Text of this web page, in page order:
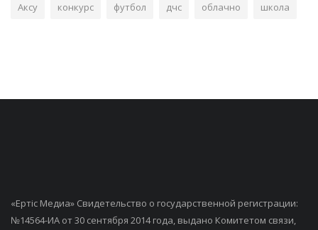
Аксу конкурс футбол дчс облачно школа
«Ертiс Медиа» Свидетельство о государственной регистрации:
№14564-ИА от 30 сентября 2014 года, выдано Комитетом связи,